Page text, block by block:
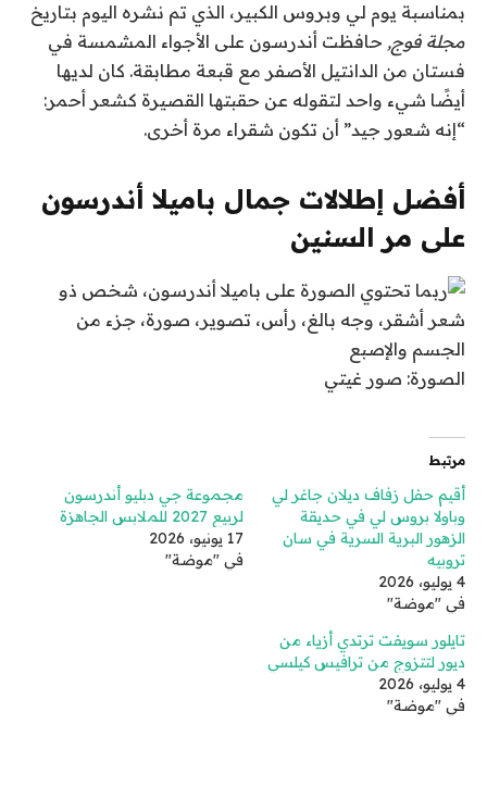
بمناسبة يوم لي وبروس الكبير، الذي تم نشره اليوم بتاريخ
مجلة فوج, حافظت أندرسون على الأجواء المشمسة في
فستان من الدانتيل الأصفر مع قبعة مطابقة. كان لديها
أيضًا شيء واحد لتقوله عن حقبتها القصيرة كشعر أحمر:
“إنه شعور جيد” أن تكون شقراء مرة أخرى.
أفضل إطلالات جمال باميلا أندرسون
على مر السنين
الصورة: صور غيتي
مرتبط
أقيم حفل زفاف ديلان جاغر لي
وباولا بروس لي في حديقة
الزهور البرية السرية في سان
تروبيه
4 يوليو، 2026
في "موضة"
مجموعة جي دبليو أندرسون
لربيع 2027 للملابس الجاهزة
17 يونيو، 2026
في "موضة"
تايلور سويفت ترتدي أزياء من
ديور لتتزوج من ترافيس كيلسي
4 يوليو، 2026
في "موضة"